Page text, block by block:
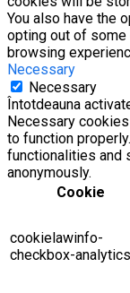
You also have the
opting out of
browsing
Necessary
Necessary
Întotdeauna
Necessary
to function
functionalities and
anonymously.
Cookie
cookielawinfo-
checkbox-analytics